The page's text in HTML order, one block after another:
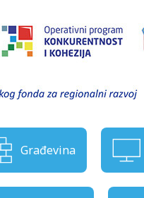
Građevina